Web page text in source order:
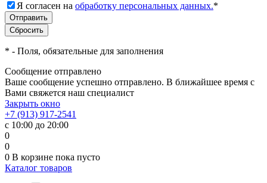
Я согласен на обработку персональных данных.*
* - Поля, обязательные для заполнения
Сообщение отправлено
Ваше сообщение успешно отправлено. В ближайшее время с
Вами свяжется наш специалист
Закрыть окно
+7 (913) 917-2541
с 10:00 до 20:00
0
0
0 В корзине пока пусто
Каталог товаров